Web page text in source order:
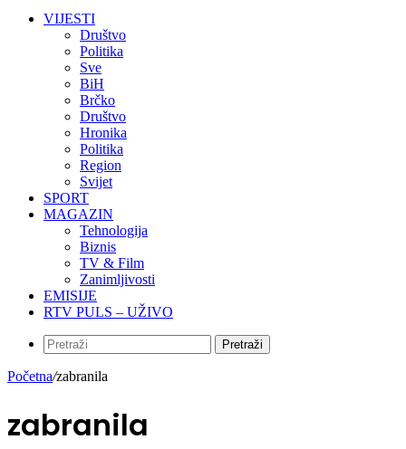
VIJESTI
Društvo
Politika
Sve
BiH
Brčko
Društvo
Hronika
Politika
Region
Svijet
SPORT
MAGAZIN
Tehnologija
Biznis
TV & Film
Zanimljivosti
EMISIJE
RTV PULS – UŽIVO
Pretraži
Početna/zabranila
zabranila